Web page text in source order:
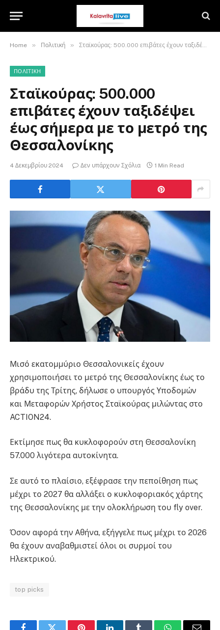
Home » Πολιτική » Σταϊκούρας: 500.000 επιβάτες έχουν ταξιδέψει έως σήμερα με το μετρό της Θεσσαλονίκης
ΠΟΛΙΤΙΚΉ
Σταϊκούρας: 500.000
επιβάτες έχουν ταξιδέψει
έως σήμερα με το μετρό της
Θεσσαλονίκης
4 Δεκεμβρίου 2024 Δεν υπάρχουν Σχόλια 1 Min Read
Μισό εκατομμύριο Θεσσαλονικείς έχουν
χρησιμοποιήσει το μετρό της Θεσσαλονίκης έως το
βράδυ της Τρίτης, δήλωσε ο υπουργός Υποδομών
και Μεταφορών Χρήστος Σταϊκούρας μιλώντας στο
ACTION24.
Εκτίμησε πως θα κυκλοφορούν στη Θεσσαλονίκη
57.000 λιγότερα αυτοκίνητα.
Σε αυτό το πλαίσιο, εξέφρασε την πεποίθηση πως
μέχρι το 2027 θα αλλάξει ο κυκλοφοριακός χάρτης
της Θεσσαλονίκης με την ολοκλήρωση του fly over.
Όσον αφορά την Αθήνα, εξήγγελε πως μέχρι το 2026
θα έχουν αναβαθμιστεί όλοι οι συρμοί του
Ηλεκτρικού.
top picks